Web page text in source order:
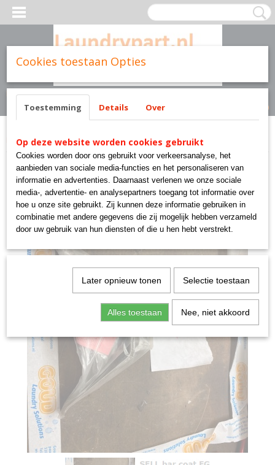
Inloggen Registreren
(0)
Home >Cissell parts>FG312 BAR, COAT
Cookies toestaan Opties
Toestemming Details Over
Op deze website worden cookies gebruikt
Cookies worden door ons gebruikt voor verkeersanalyse, het
aanbieden van sociale media-functies en het personaliseren van
informatie en advertenties. Daarnaast verlenen we onze sociale
media-, advertentie- en analysepartners toegang tot informatie over
hoe u onze site gebruikt. Zij kunnen deze informatie gebruiken in
combinatie met andere gegevens die zij mogelijk hebben verzameld
door uw gebruik van hun diensten of die u hen hebt verstrekt.
Later opnieuw tonen Selectie toestaan
Alles toestaan Nee, niet akkoord